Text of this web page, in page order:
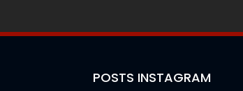
POSTS INSTAGRAM